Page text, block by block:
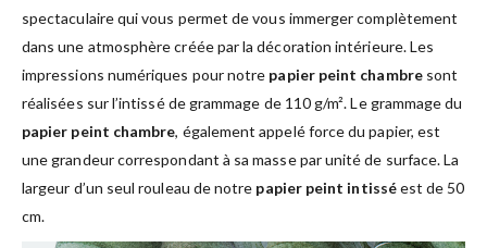
spectaculaire qui vous permet de vous immerger complètement
dans une atmosphère créée par la décoration intérieure. Les
impressions numériques pour notre papier peint chambresont
réalisées sur l’intissé de grammage de 110 g/m². Le grammage du
papier peint chambre, également appelé force du papier, est
une grandeur correspondant à sa masse par unité de surface. La
largeur d’un seul rouleau de notre papier peint intisséest de 50
cm.